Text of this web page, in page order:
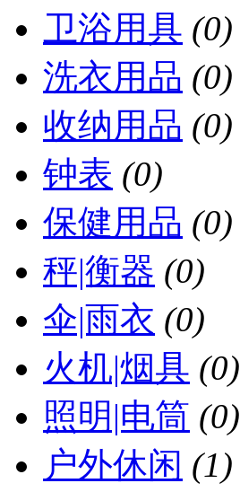
卫浴用具 (0)
洗衣用品 (0)
收纳用品 (0)
钟表 (0)
保健用品 (0)
秤|衡器 (0)
伞|雨衣 (0)
火机|烟具 (0)
照明|电筒 (0)
户外休闲 (1)